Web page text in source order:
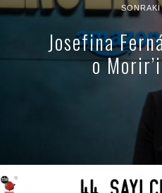
SONRAKI
Josefina
o